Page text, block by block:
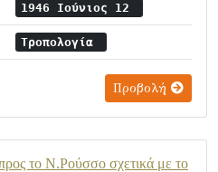
1946 Ιούνιος 12
Τροπολογία
Προβολή
το Ν.Ρούσσο σχετικά με το